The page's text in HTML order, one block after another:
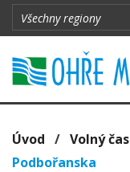
Úvod / Volný čas
Podbořanska